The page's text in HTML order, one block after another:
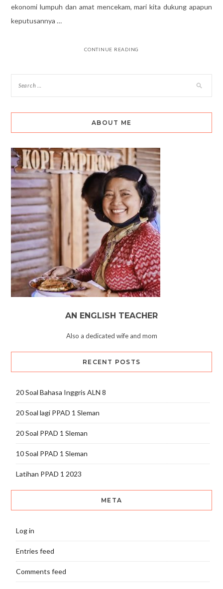
ekonomi lumpuh dan amat mencekam, mari kita dukung apapun
keputusannya …
CONTINUE READING
ABOUT ME
AN ENGLISH TEACHER
Also a dedicated wife and mom
RECENT POSTS
20 Soal Bahasa Inggris ALN 8
20 Soal lagi PPAD 1 Sleman
20 Soal PPAD 1 Sleman
10 Soal PPAD 1 Sleman
Latihan PPAD 1 2023
META
Log in
Entries feed
Comments feed